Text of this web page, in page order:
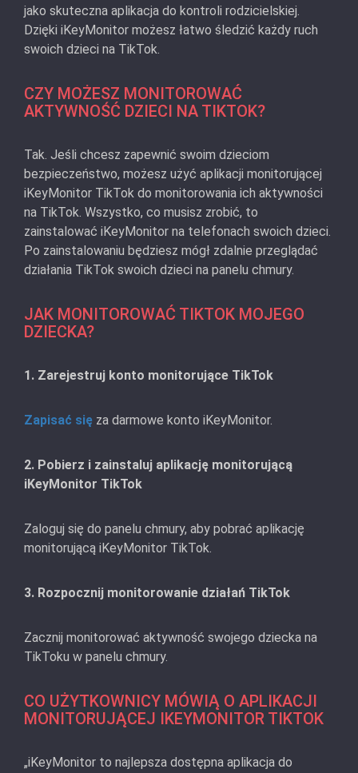
jako skuteczna aplikacja do kontroli rodzicielskiej.
Dzięki iKeyMonitor możesz łatwo śledzić każdy ruch
swoich dzieci na TikTok.
CZY MOŻESZ MONITOROWAĆ
AKTYWNOŚĆ DZIECI NA TIKTOK?
Tak. Jeśli chcesz zapewnić swoim dzieciom
bezpieczeństwo, możesz użyć aplikacji monitorującej
iKeyMonitor TikTok do monitorowania ich aktywności
na TikTok. Wszystko, co musisz zrobić, to
zainstalować iKeyMonitor na telefonach swoich dzieci.
Po zainstalowaniu będziesz mógł zdalnie przeglądać
działania TikTok swoich dzieci na panelu chmury.
JAK MONITOROWAĆ TIKTOK MOJEGO
DZIECKA?
1. Zarejestruj konto monitorujące TikTok
Zapisać się za darmowe konto iKeyMonitor.
2. Pobierz i zainstaluj aplikację monitorującą
iKeyMonitor TikTok
Zaloguj się do panelu chmury, aby pobrać aplikację
monitorującą iKeyMonitor TikTok.
3. Rozpocznij monitorowanie działań TikTok
Zacznij monitorować aktywność swojego dziecka na
TikToku w panelu chmury.
CO UŻYTKOWNICY MÓWIĄ O APLIKACJI
MONITORUJĄCEJ IKEYMONITOR TIKTOK
„iKeyMonitor to najlepsza dostępna aplikacja do